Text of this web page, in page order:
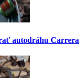
autodráhu Carrera